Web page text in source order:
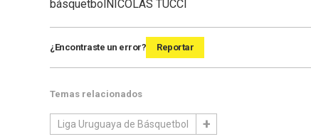
básquetbol NICOLÁS TUCCI
¿Encontraste un error? Reportar
Temas relacionados
Liga Uruguaya de Básquetbol